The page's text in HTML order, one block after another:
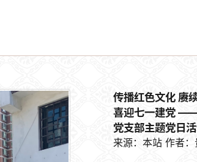
传播红色文化 赓
喜迎七一建党
党支部主题党日
来源：本站 作者